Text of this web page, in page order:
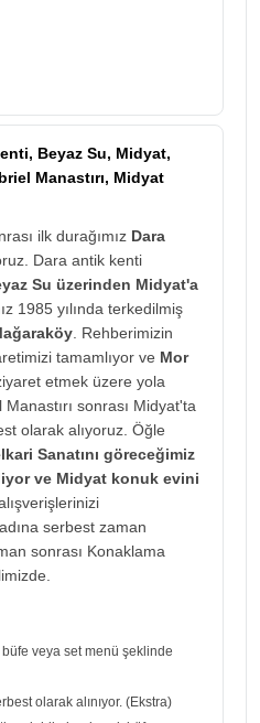
Beyaz Su, Midyat,
Manastırı, Midyat
ilk durağımız Dara
Dara antik kenti
Su üzerinden Midyat'a
1985 yılında terkedilmiş
. Rehberimizin
tamamlıyor ve Mor
etmek üzere yola
sonrası Midyat'ta
olarak alıyoruz. Öğle
Sanatını göreceğimiz
ve Midyat konuk evini
serbest zaman
sonrası Konaklama
büfe veya set menü şeklinde
olarak alınıyor. (Ekstra)